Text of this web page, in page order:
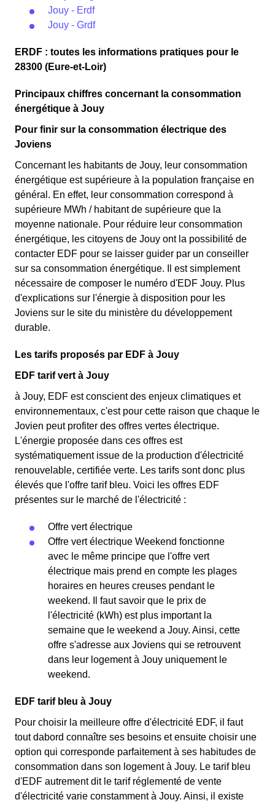
Jouy - Erdf
Jouy - Grdf
ERDF : toutes les informations pratiques pour le
28300 (Eure-et-Loir)
Principaux chiffres concernant la consommation
énergétique à Jouy
Pour finir sur la consommation électrique des
Joviens
Concernant les habitants de Jouy, leur consommation
énergétique est supérieure à la population française en
général. En effet, leur consommation correspond à
supérieure MWh / habitant de supérieure que la
moyenne nationale. Pour réduire leur consommation
énergétique, les citoyens de Jouy ont la possibilité de
contacter EDF pour se laisser guider par un conseiller
sur sa consommation énergétique. Il est simplement
nécessaire de composer le numéro d'EDF Jouy. Plus
d'explications sur l'énergie à disposition pour les
Joviens sur le site du ministère du développement
durable.
Les tarifs proposés par EDF à Jouy
EDF tarif vert à Jouy
à Jouy, EDF est conscient des enjeux climatiques et
environnementaux, c'est pour cette raison que chaque le
Jovien peut profiter des offres vertes électrique.
L'énergie proposée dans ces offres est
systématiquement issue de la production d'électricité
renouvelable, certifiée verte. Les tarifs sont donc plus
élevés que l'offre tarif bleu. Voici les offres EDF
présentes sur le marché de l'électricité :
Offre vert électrique
Offre vert électrique Weekend fonctionne
avec le même principe que l'offre vert
électrique mais prend en compte les plages
horaires en heures creuses pendant le
weekend. Il faut savoir que le prix de
l'électricité (kWh) est plus important la
semaine que le weekend a Jouy. Ainsi, cette
offre s'adresse aux Joviens qui se retrouvent
dans leur logement à Jouy uniquement le
weekend.
EDF tarif bleu à Jouy
Pour choisir la meilleure offre d'électricité EDF, il faut
tout dabord connaître ses besoins et ensuite choisir une
option qui corresponde parfaitement à ses habitudes de
consommation dans son logement à Jouy. Le tarif bleu
d'EDF autrement dit le tarif réglementé de vente
d'électricité varie constamment à Jouy. Ainsi, il existe